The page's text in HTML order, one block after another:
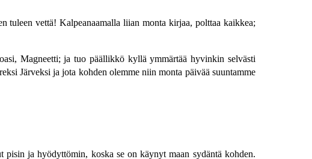
tuleen vettä! Kalpeanaamalla liian monta kirjaa, polttaa kaikkea;
Magneetti; ja tuo päällikkö kyllä ymmärtää hyvinkin selvästi
Järveksi ja jota kohden olemme niin monta päivää suuntamme
ja hyödyttömin, koska se on käynyt maan sydäntä kohden.